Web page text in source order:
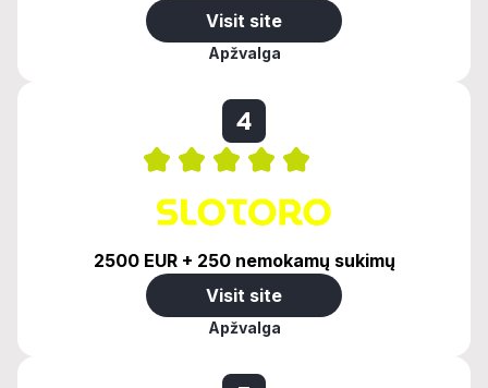
Visit site
Apžvalga
4
2500 EUR + 250 nemokamų sukimų
Visit site
Apžvalga